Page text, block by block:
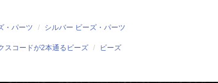
・パーツ シルバー ビーズ・パーツ
スコードが2本通るビーズ ビーズ